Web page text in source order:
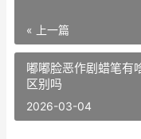
« 上一篇
嘟嘟脸恶作剧蜡笔有
区别吗
2026-03-04